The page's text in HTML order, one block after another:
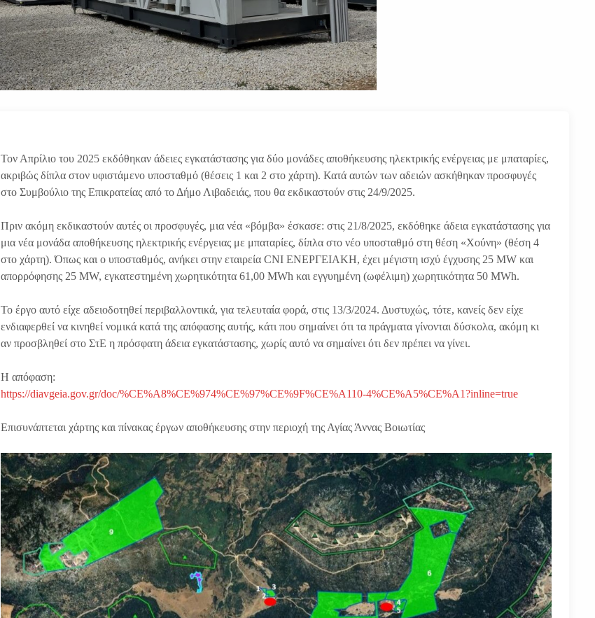
Τον Απρίλιο του 2025 εκδόθηκαν άδειες εγκατάστασης για δύο μονάδες αποθήκευσης ηλεκτρικής ενέργειας με μπαταρίες,
ακριβώς δίπλα στον υφιστάμενο υποσταθμό (θέσεις 1 και 2 στο χάρτη). Κατά αυτών των αδειών ασκήθηκαν προσφυγές
στο Συμβούλιο της Επικρατείας από το Δήμο Λιβαδειάς, που θα εκδικαστούν στις 24/9/2025.
Πριν ακόμη εκδικαστούν αυτές οι προσφυγές, μια νέα «βόμβα» έσκασε: στις 21/8/2025, εκδόθηκε άδεια εγκατάστασης για
μια νέα μονάδα αποθήκευσης ηλεκτρικής ενέργειας με μπαταρίες, δίπλα στο νέο υποσταθμό στη θέση «Χούνη» (θέση 4
στο χάρτη). Όπως και ο υποσταθμός, ανήκει στην εταιρεία CNI ΕΝΕΡΓΕΙΑΚΗ, έχει μέγιστη ισχύ έγχυσης 25 MW και
απορρόφησης 25 MW, εγκατεστημένη χωρητικότητα 61,00 MWh και εγγυημένη (ωφέλιμη) χωρητικότητα 50 MWh.
Το έργο αυτό είχε αδειοδοτηθεί περιβαλλοντικά, για τελευταία φορά, στις 13/3/2024. Δυστυχώς, τότε, κανείς δεν είχε
ενδιαφερθεί να κινηθεί νομικά κατά της απόφασης αυτής, κάτι που σημαίνει ότι τα πράγματα γίνονται δύσκολα, ακόμη κι
αν προσβληθεί στο ΣτΕ η πρόσφατη άδεια εγκατάστασης, χωρίς αυτό να σημαίνει ότι δεν πρέπει να γίνει.
Η απόφαση:
https://diavgeia.gov.gr/doc/%CE%A8%CE%974%CE%97%CE%9F%CE%A110-4%CE%A5%CE%A1?inline=true
Επισυνάπτεται χάρτης και πίνακας έργων αποθήκευσης στην περιοχή της Αγίας Άννας Βοιωτίας